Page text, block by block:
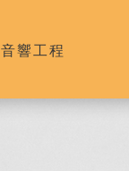
音響工程